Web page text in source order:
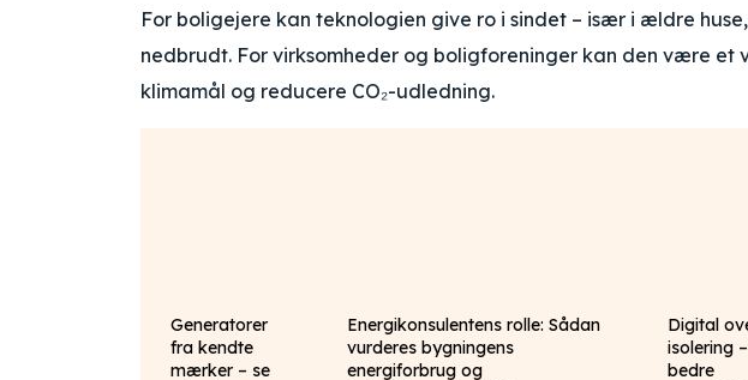
For boligejere kan teknologien give ro i sindet – især i ældre
nedbrudt. For virksomheder og boligforeninger kan den være
klimamål og reducere CO₂-udledning.
Generatorer
fra kendte
mærker – se
Energikonsulentens rolle: Sådan
vurderes bygningens
energiforbrug og
Digital
isolering
bedre